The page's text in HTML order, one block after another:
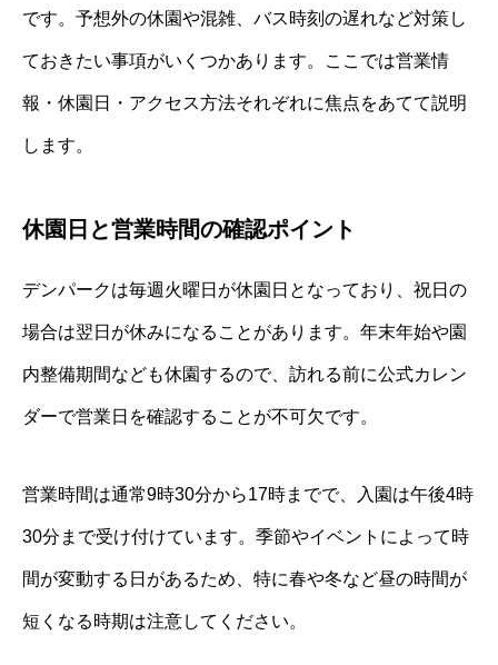
です。予想外の休園や混雑、バス時刻の遅れなど対策し
ておきたい事項がいくつかあります。ここでは営業情
報・休園日・アクセス方法それぞれに焦点をあてて説明
します。
休園日と営業時間の確認ポイント
デンパークは毎週火曜日が休園日となっており、祝日の
場合は翌日が休みになることがあります。年末年始や園
内整備期間なども休園するので、訪れる前に公式カレン
ダーで営業日を確認することが不可欠です。
営業時間は通常9時30分から17時までで、入園は午後4時
30分まで受け付けています。季節やイベントによって時
間が変動する日があるため、特に春や冬など昼の時間が
短くなる時期は注意してください。